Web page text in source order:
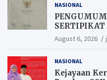
NASIONAL
August 6, 2026
NASIONAL
Kejayaan